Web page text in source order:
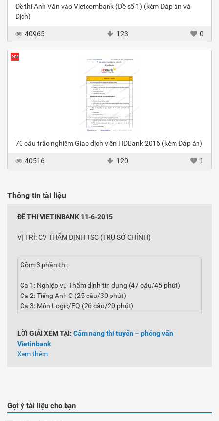
Đề thi Anh Văn vào Vietcombank (Đề số 1) (kèm Đáp án và
Dịch)
40965 123 0
70 câu trắc nghiệm Giao dịch viên HDBank 2016 (kèm Đáp án)
40516 120 1
Thông tin tài liệu
ĐỀ THI VIETINBANK 11-6-2015
VỊ TRÍ: CV THẨM ĐỊNH TSC (TRỤ SỞ CHÍNH)
Gồm 3 phần thi:
Ca 1: Nghiệp vụ Thẩm định tín dụng (47 câu/45 phút)
Ca 2: Tiếng Anh C (25 câu/30 phút)
Ca 3: Môn Logic/EQ (26 câu/20 phút)
LỜI GIẢI XEM TẠI: Cẩm nang thi tuyển – phỏng vấn
Vietinbank
Xem thêm
Gợi ý tài liệu cho bạn